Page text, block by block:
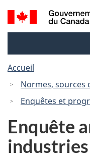
Recherche
et
Accueil
Normes, sources
Enquêtes et
Enquête